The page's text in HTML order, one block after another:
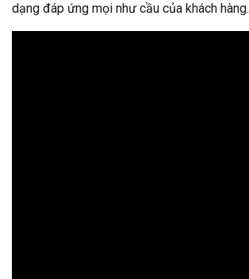
dạng đáp ứng mọi như cầu của khách hàng.